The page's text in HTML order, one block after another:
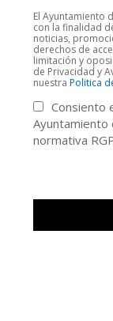
El Ayuntamiento
con la finalidad
noticias,
derechos de
limitación y
de Privacidad y
nuestra Politica
Consiento
Ayuntamiento
normativa